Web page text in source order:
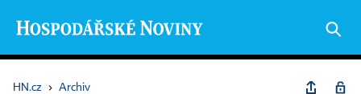
HN.cz › Archiv